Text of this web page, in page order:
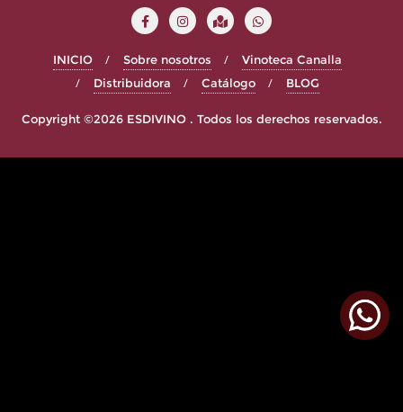
INICIO Sobre nosotros
Vinoteca Canalla
Distribuidora
Catálogo BLOG
Copyright ©2026 ESDIVINO . Todos los derechos reservados.